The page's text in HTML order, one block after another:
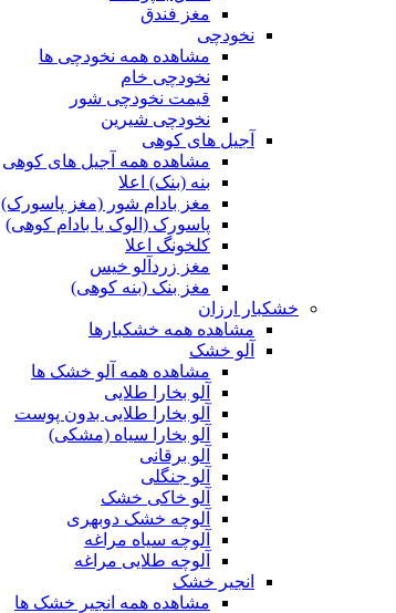
مغز فندق
نخودچی
مشاهده همه نخودچی ها
نخودچی خام
قیمت نخودچی شور
نخودچی شیرین
آجیل های کوهی
مشاهده همه آجیل های کوهی
بنه (بنک) اعلا
مغز بادام شور (مغز پاسورک)
پاسورک (الوک یا بادام کوهی)
کلخونگ اعلا
مغز زردآلو خیس
مغز بنک (بنه کوهی)
خشکبار ارزان
مشاهده همه خشکبارها
آلو خشک
مشاهده همه آلو خشک ها
آلو بخارا طلایی
آلو بخارا طلایی بدون پوست
آلو بخارا سیاه (مشکی)
آلو برقانی
آلو جنگلی
آلو خاکی خشک
آلوچه خشک دوبهری
آلوچه سیاه مراغه
آلوچه طلایی مراغه
انجیر خشک
مشاهده همه انجیر خشک ها